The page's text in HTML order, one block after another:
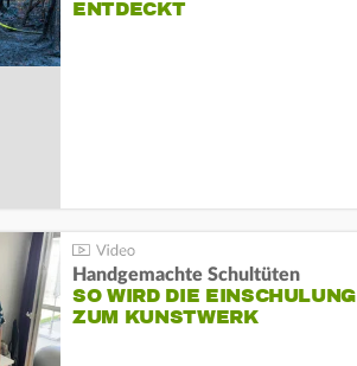
ENTDECKT
Handgemachte Schultüten
SO WIRD DIE EINSCHULUNG
ZUM KUNSTWERK